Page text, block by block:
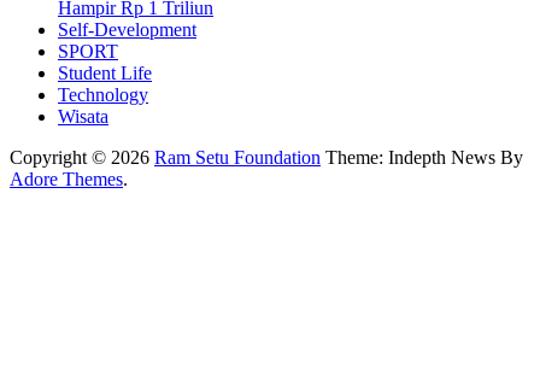
Hampir Rp 1 Triliun
Self-Development
SPORT
Student Life
Technology
Wisata
Copyright © 2026 Ram Setu Foundation Theme: Indepth News By
Adore Themes.